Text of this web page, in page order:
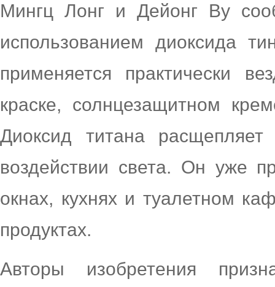
Мингц Лонг и Дейонг Ву
использованием диоксида
применяется практически
краске, солнцезащитном
Диоксид титана
воздействии света. Он уже
окнах, кухнях и туалетном
продуктах.
Авторы изобретения